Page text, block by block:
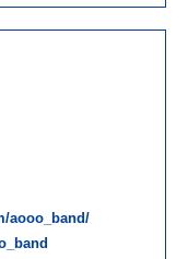
aooo_band/